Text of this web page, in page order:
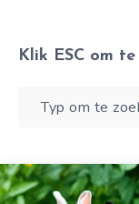
Klik ESC om te